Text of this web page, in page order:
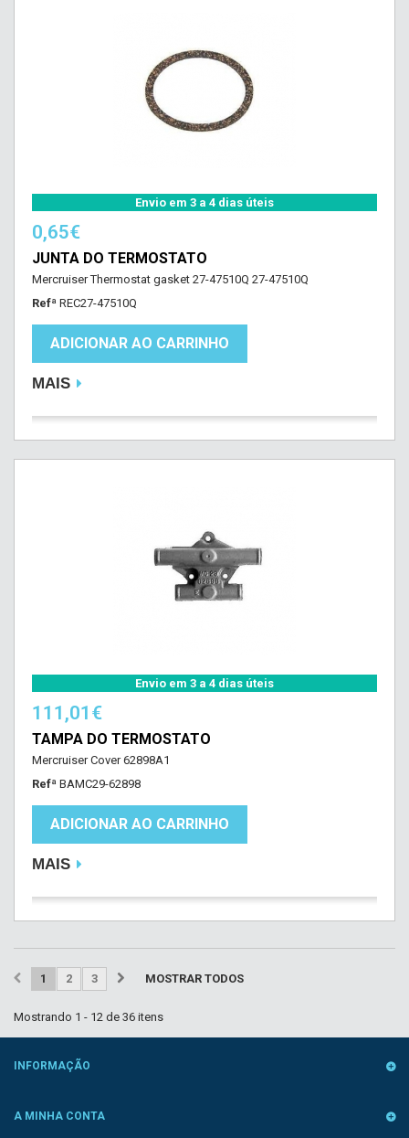
Envio em 3 a 4 dias úteis
0,65€
JUNTA DO TERMOSTATO
Mercruiser Thermostat gasket 27-47510Q 27-47510Q
Refª REC27-47510Q
ADICIONAR AO CARRINHO
MAIS
Envio em 3 a 4 dias úteis
111,01€
TAMPA DO TERMOSTATO
Mercruiser Cover 62898A1
Refª BAMC29-62898
ADICIONAR AO CARRINHO
MAIS
MOSTRAR TODOS
1 2 3
Mostrando 1 - 12 de 36 itens
INFORMAÇÃO
A MINHA CONTA